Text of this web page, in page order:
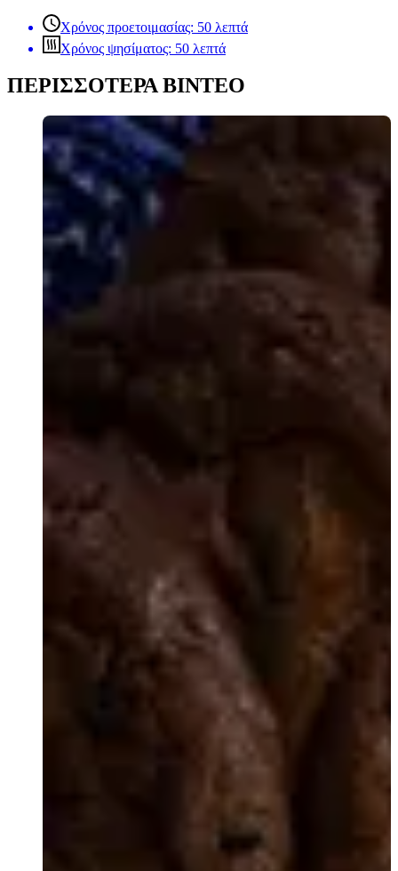
Χρόνος προετοιμασίας: 50 λεπτά
Χρόνος ψησίματος: 50 λεπτά
ΠΕΡΙΣΣΟΤΕΡΑ ΒΙΝΤΕΟ